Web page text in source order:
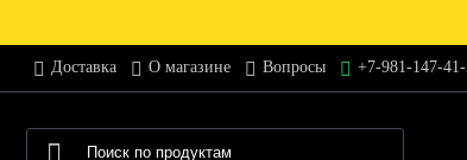
Доставка О магазине Вопросы +7-981-147-